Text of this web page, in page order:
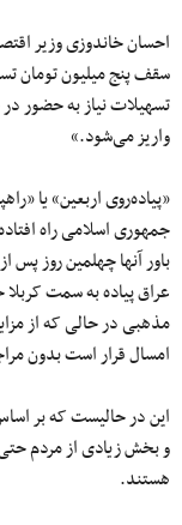
احسان خاندوزی وزیر
سقف پنج میلیون تومان
تسهیلات نیاز به حضور
واریز می‌شود.»
«پیاده‌روی اربعین» یا
جمهوری اسلامی راه
باور آنها چهلمین روز
عراق پیاده به سمت
مذهبی در حالی که از
امسال قرار است بدون
این در حالیست که بر
و بخش زیادی از مردم حتی
هستند.